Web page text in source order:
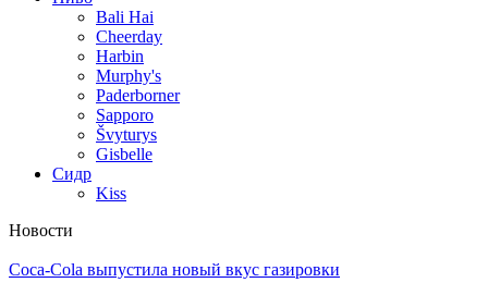
Bali Hai
Cheerday
Harbin
Murphy's
Paderborner
Sapporo
Švyturys
Gisbelle
Сидр
Kiss
Новости
Coca-Cola выпустила новый вкус газировки